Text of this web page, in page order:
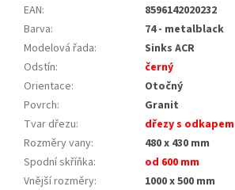
EAN:
8596142020232
Barva:
74 - metalblack
Modelová řada:
Sinks ACR
Odstín:
černý
Orientace:
Otočný
Povrch:
Granit
Tvar dřezu:
dřezy s odkapem
Rozměry vany:
480 x 430 mm
Spodní skříňka:
od 600 mm
Vnější rozměry:
1000 x 500 mm